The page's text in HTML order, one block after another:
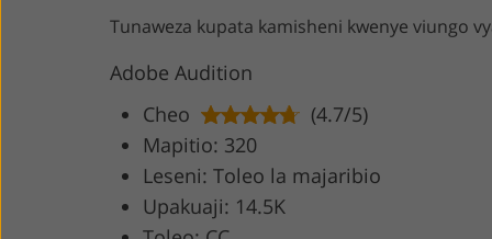
Wedding Photo Editing
Mobile Collection
Tunaweza kupata kamisheni kwenye viungo
Adobe Audition
Cheo
(4.7/5)
Mapitio: 320
Leseni: Toleo la majaribio
Upakuaji: 14.5K